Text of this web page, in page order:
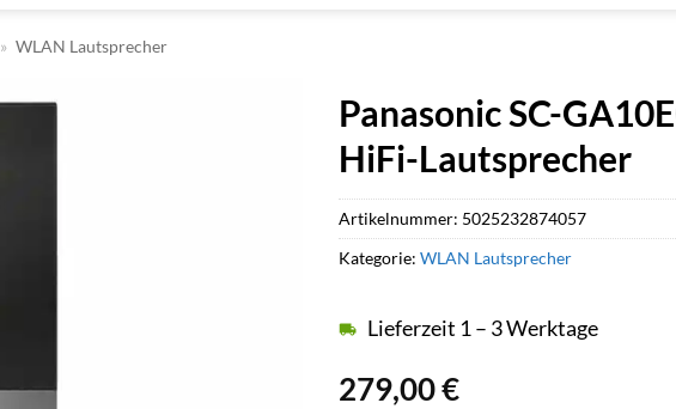
» WLAN Lautsprecher
Panasonic SC-
HiFi-Lautsprecher
279,00€
Lieferzeit 1 – 3 Werktage
Artikelnummer: 5025232874057
Kategorie: WLAN Lautsprecher